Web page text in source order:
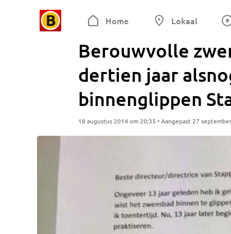
Home Lokaal
Berouwvolle
dertien jaar
binnenglippen
18 augustus 2014 om 20:35 • Aangepast 27